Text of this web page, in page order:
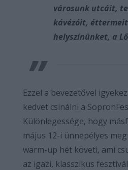
városunk utcáit,
kávézóit, éttermeit
helyszínünket, a
Ezzel a bevezetővel
kedvet csinálni a
Különlegessége, hogy
május 12-i ünnepélyes
warm-up hét követi, ami
az igazi, klasszikus